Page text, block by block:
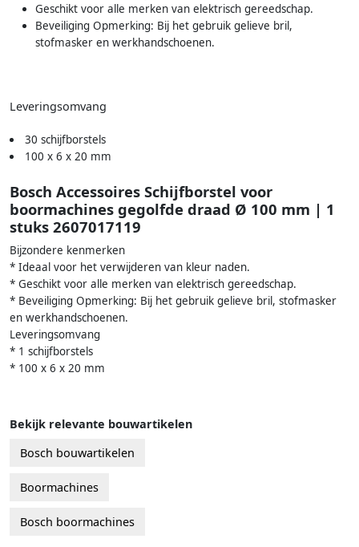
Geschikt voor alle merken van elektrisch gereedschap.
Beveiliging Opmerking: Bij het gebruik gelieve bril,
stofmasker en werkhandschoenen.
Leveringsomvang
30 schijfborstels
100 x 6 x 20 mm
Bosch Accessoires Schijfborstel voor
boormachines gegolfde draad Ø 100 mm | 1
stuks 2607017119
Bijzondere kenmerken
* Ideaal voor het verwijderen van kleur naden.
* Geschikt voor alle merken van elektrisch gereedschap.
* Beveiliging Opmerking: Bij het gebruik gelieve bril, stofmasker
en werkhandschoenen.
Leveringsomvang
* 1 schijfborstels
* 100 x 6 x 20 mm
Bekijk relevante bouwartikelen
Bosch bouwartikelen
Boormachines
Bosch boormachines